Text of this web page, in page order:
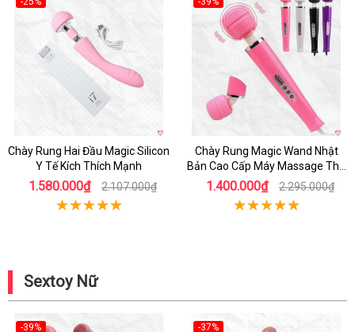
Chày Rung Hai Đầu Magic Silicon
Y Tế Kích Thích Mạnh
1.580.000₫ 2.107.000₫
Chày Rung Magic Wand Nhật
Bản Cao Cấp Máy Massage Thư
Giãn
1.400.000₫ 2.295.000₫
Sextoy Nữ
-39% -37%